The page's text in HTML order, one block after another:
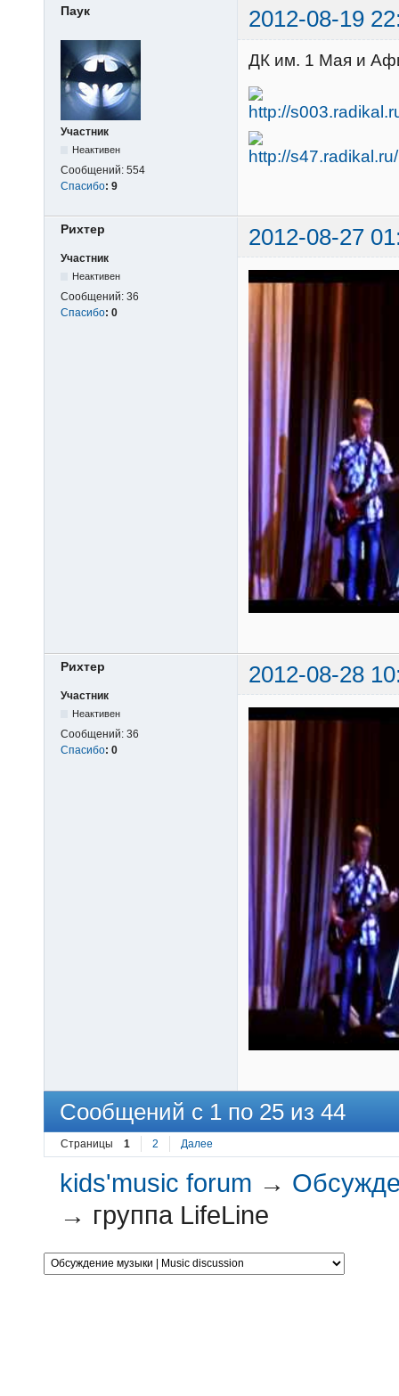
Паук 2012-08-19
Участник
Неактивен
Сообщений: 554
Спасибо: 9
ДК им. 1 Мая и
Рихтер 2012-08-27
Участник
Неактивен
Сообщений: 36
Спасибо: 0
Рихтер 2012-08-28
Участник
Неактивен
Сообщений: 36
Спасибо: 0
Сообщений с 1 по 25 из 44
Страницы 1 2 Далее
kids'music forum →
→ группа LifeLine